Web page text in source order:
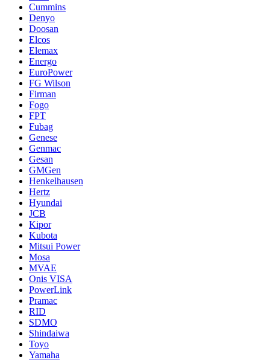
Cummins
Denyo
Doosan
Elcos
Elemax
Energo
EuroPower
FG Wilson
Firman
Fogo
FPT
Fubag
Genese
Genmac
Gesan
GMGen
Henkelhausen
Hertz
Hyundai
JCB
Kipor
Kubota
Mitsui Power
Mosa
MVAE
Onis VISA
PowerLink
Pramac
RID
SDMO
Shindaiwa
Toyo
Yamaha